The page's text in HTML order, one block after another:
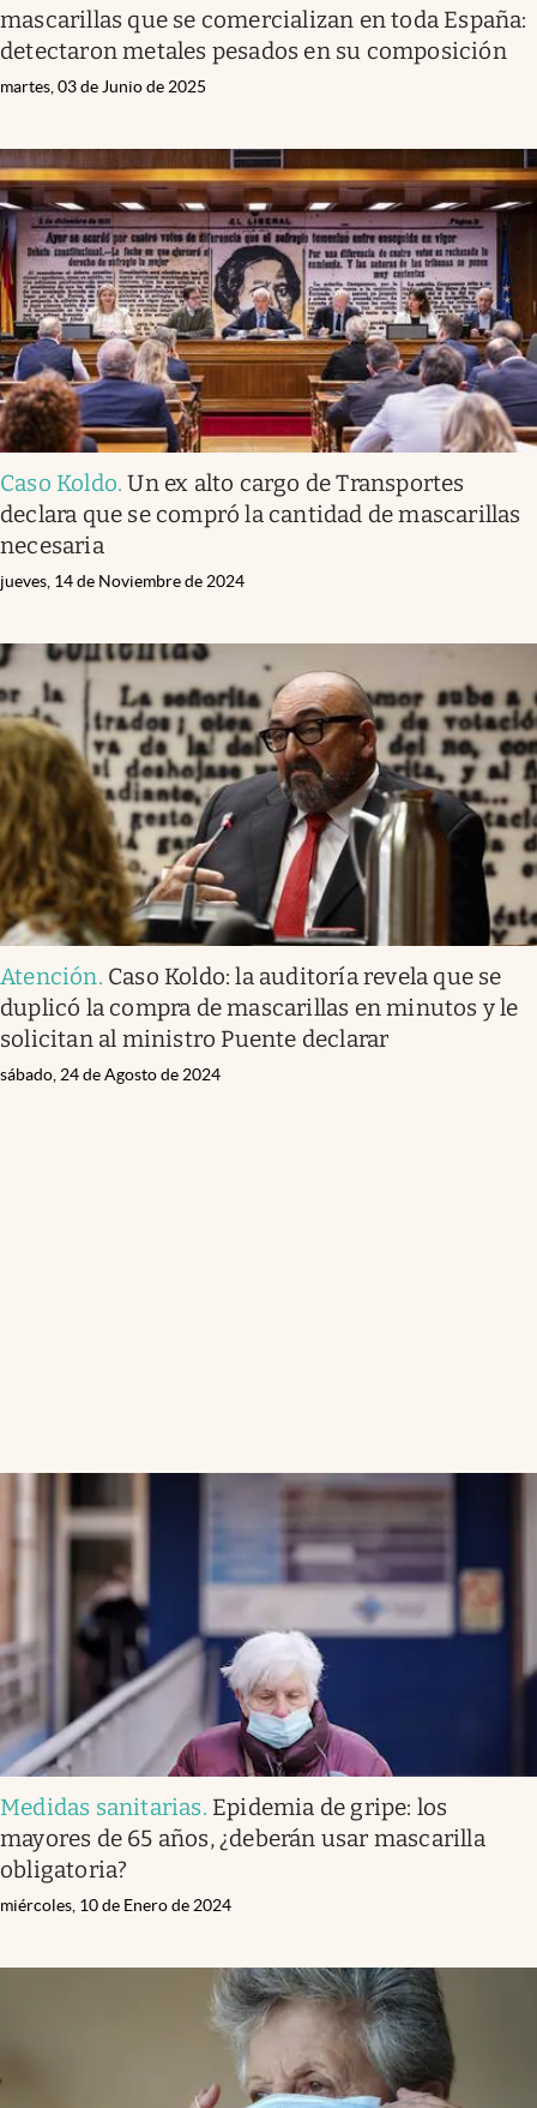
mascarillas que se comercializan en toda España:
detectaron metales pesados en su composición
martes, 03 de Junio de 2025
Caso Koldo.Un ex alto cargo de Transportes
declara que se compró la cantidad de mascarillas
necesaria
jueves, 14 de Noviembre de 2024
Atención. Caso Koldo: la auditoría revela que se
duplicó la compra de mascarillas en minutos y le
solicitan al ministro Puente declarar
sábado, 24 de Agosto de 2024
Medidas sanitarias. Epidemia de gripe: los
mayores de 65 años, ¿deberán usar mascarilla
obligatoria?
miércoles, 10 de Enero de 2024